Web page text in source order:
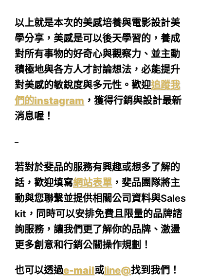
以上就是本次的美感培養與電影設計美
學分享，美感是可以後天學習的，養成
對所有事物的好奇心與觀察力、並主動
積極地與各方人才討論想法，必能提升
對美感的敏銳度與多元性。歡迎追蹤我
們的instagram ，獲得行銷與設計最新
消息喔！
–
若對於斐品的服務有興趣或想多了解的
話，歡迎填寫網站表單 ，斐品團隊將主
動與您聯繫並提供相關公司資料與Sales
kit，同時可以安排免費且限量的品牌諮
詢服務，讓我們更了解你的品牌、激盪
更多創意和行銷公關操作規劃！
也可以透過e-mail或line@找到我們！